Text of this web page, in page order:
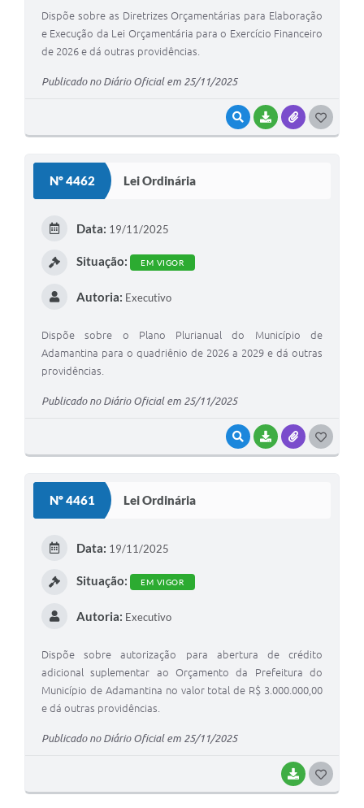
VISUALIZAR
BAIXARANEXOS
Dispõe sobre as Diretrizes Orçamentárias para Elaboração
e Execução da Lei Orçamentária para o Exercício Financeiro
de 2026 e dá outras providências.
Publicado no Diário Oficial em 25/11/2025
Nº 4462 Lei Ordinária
VISUALIZAR
BAIXARANEXOS
Data: 19/11/2025
Situação: EM VIGOR
Autoria: Executivo
Dispõe sobre o Plano Plurianual do Município de
Adamantina para o quadriênio de 2026 a 2029 e dá outras
providências.
Publicado no Diário Oficial em 25/11/2025
Nº 4461 Lei Ordinária
BAIXAR
Data: 19/11/2025
Situação: EM VIGOR
Autoria: Executivo
Dispõe sobre autorização para abertura de crédito
adicional suplementar ao Orçamento da Prefeitura do
Município de Adamantina no valor total de R$ 3.000.000,00
e dá outras providências.
Publicado no Diário Oficial em 25/11/2025